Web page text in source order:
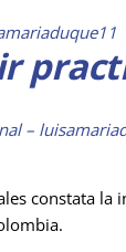
–
constata